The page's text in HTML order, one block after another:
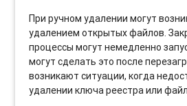
При ручном удалении могут
удалением открытых файлов.
процессы могут немедленно
могут сделать это после
возникают ситуации, когда
удалении ключа реестра или